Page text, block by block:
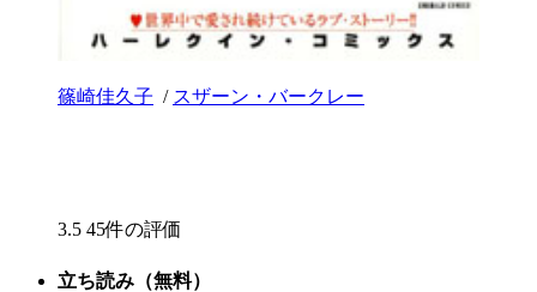
篠崎佳久子 / スザーン・バークレー
3.5 45件の評価
立ち読み （無料）